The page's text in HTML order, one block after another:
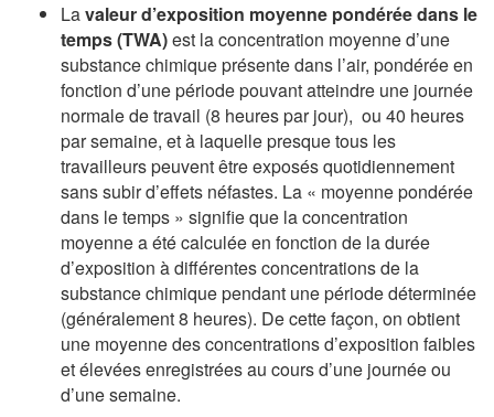
Lavaleur d’exposition moyenne pondérée dans le
temps (TWA)est la concentration moyenne d’une
substance chimique présente dans l’air, pondérée en
fonction d’une période pouvant atteindre une journée
normale de travail (8 heures par jour), ou 40 heures
par semaine, et à laquelle presque tous les
travailleurs peuvent être exposés quotidiennement
sans subir d’effets néfastes. La « moyenne pondérée
dans le temps » signifie que la concentration
moyenne a été calculée en fonction de la durée
d’exposition à différentes concentrations de la
substance chimique pendant une période déterminée
(généralement 8 heures). De cette façon, on obtient
une moyenne des concentrations d’exposition faibles
et élevées enregistrées au cours d’une journée ou
d’une semaine.